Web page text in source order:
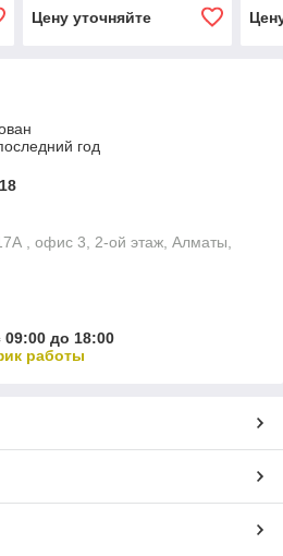
Цену уточняйте
год
, офис 3, 2-ой этаж, Алматы,
09:00 до 18:00
работы